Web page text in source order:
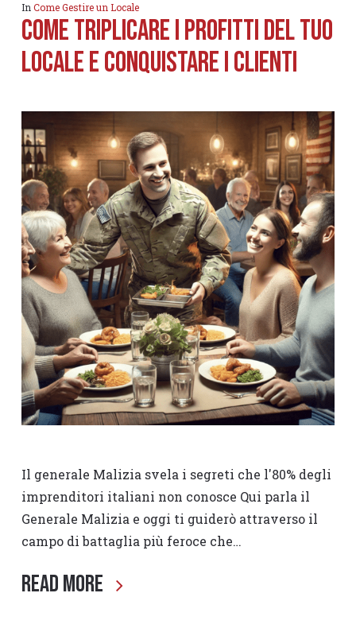
InCome Gestire un Locale
Come Triplicare i Profitti del tuo
locale e Conquistare i clienti
Il generale Malizia svela i segreti che l'80% degli
imprenditori italiani non conosce Qui parla il
Generale Malizia e oggi ti guiderò attraverso il
campo di battaglia più feroce che…
Read More